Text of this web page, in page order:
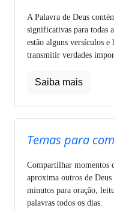
A Palavra de Deus
significativas para todas
estão alguns versículos e
transmitir verdades
Saiba mais
Temas para
Compartilhar momentos
aproxima outros de
minutos para oração,
palavras todos os dias.